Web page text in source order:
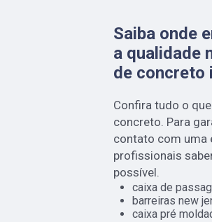
Saiba onde
a qualidade
de concreto
Confira tudo o
concreto. Para
contato com uma
profissionais
possível.
caixa de
barreiras new
caixa pré